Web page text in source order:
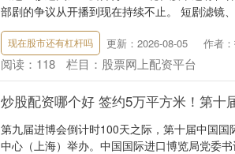
部剧的争议从开播到现在持续不止。 短剧滤镜
现在股市还有杠杆吗 更新：2026-08-05 作者
阅读： 118 栏目： 股票网上配资平台
炒股配资哪个好 签约5万平方米！第十
第九届进博会倒计时100天之际，第十届中国
中心（上海）举办。中国国际进口博览局党委